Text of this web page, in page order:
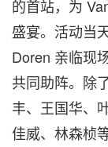
的首站，为
盛宴。活动当
Doren 亲临现
共同助阵。除
丰、王国华、
佳威、林森桢